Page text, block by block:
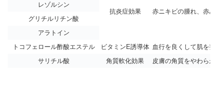
抗炎症効果 赤ニキビの腫れ、赤み
レゾルシン
グリチルリチン酸
アラトイン
トコフェロール酢酸エステル
ビタミンE誘導体 血行を良くして肌を整
サリチル酸
角質軟化効果 皮膚の角質をやわら